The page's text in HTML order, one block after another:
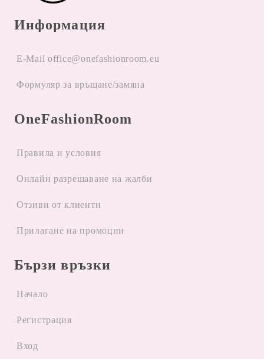
Информация
E-Mail office@onefashionroom.eu
Формуляр за връщане/замяна
OneFashionRoom
Правила и условия
Oнлайн разрешаване на жалби
Отзиви от клиенти
Прилагане на промоции
Бързи връзки
Начало
Регистрация
Вход